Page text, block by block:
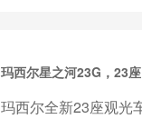
玛西尔星之河23G，23
玛西尔全新23座观光